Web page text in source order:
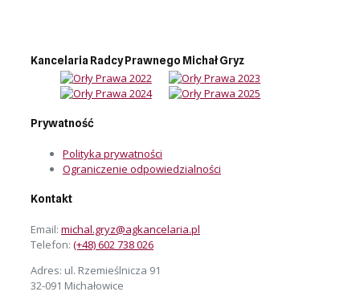
Kancelaria Radcy Prawnego Michał Gryz
Prywatność
Polityka prywatności
Ograniczenie odpowiedzialności
Kontakt
Email: michal.gryz@agkancelaria.pl
Telefon: (+48) 602 738 026
Adres: ul. Rzemieślnicza 91
32-091 Michałowice